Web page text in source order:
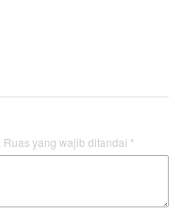
Ruas yang wajib ditandai *